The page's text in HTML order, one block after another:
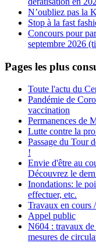
N’oubliez pas la
Stop à la fast
Concours pour
septembre 2026
Pages les plus
Toute l'actu du
Pandémie de
vaccination
Permanences de
Lutte contre la
Passage du Tour
!
Envie d'être au
Découvrez le
Inondations: le
effectuer, etc.
Travaux en cours
Appel public
N604 : travaux de
mesures de